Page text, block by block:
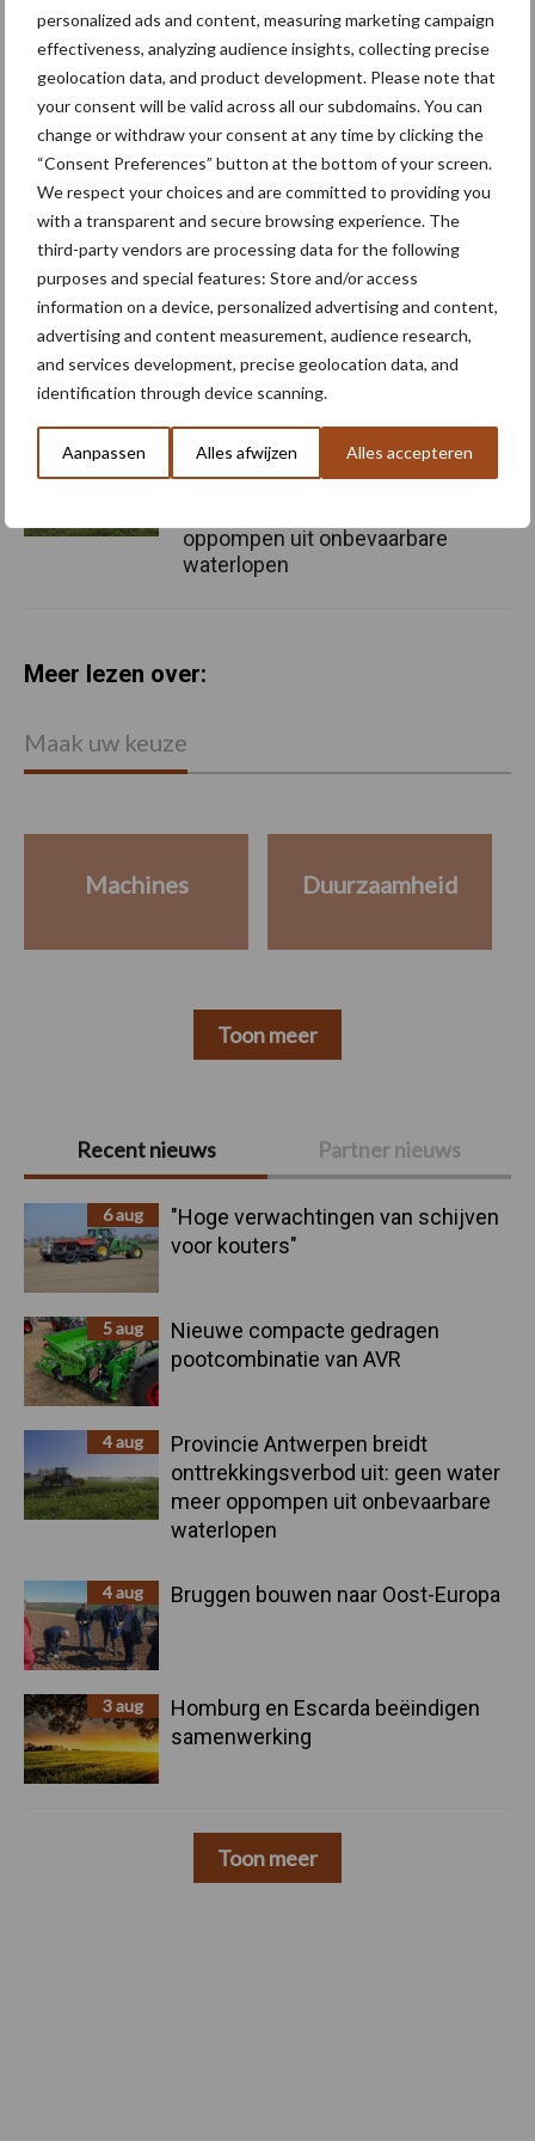
personalized ads and content, measuring marketing campaign
effectiveness, analyzing audience insights, collecting precise
geolocation data, and product development. Please note that
your consent will be valid across all our subdomains. You can
change or withdraw your consent at any time by clicking the
“Consent Preferences” button at the bottom of your screen.
We respect your choices and are committed to providing you
with a transparent and secure browsing experience. The
third-party vendors are processing data for the following
purposes and special features: Store and/or access
information on a device, personalized advertising and content,
advertising and content measurement, audience research,
and services development, precise geolocation data, and
identification through device scanning.
Aanpassen Alles afwijzen Alles accepteren
Diamond Care programma
Primaire
Sidebar
Recent nieuws Partner nieuws
6 aug
"Hoge verwachtingen van schijven
voor kouters"
5 aug
Nieuwe compacte gedragen
pootcombinatie van AVR
4 aug
Provincie Antwerpen breidt
onttrekkingsverbod uit: geen water
meer oppompen uit onbevaarbare
waterlopen
4 aug Bruggen bouwen naar Oost-Europa
3 aug
Homburg en Escarda beëindigen
samenwerking
Toon meer
Meer artikelen over
“Hoge verwachtingen van
schijven voor kouters”
Nieuwe compacte
gedragen pootcombinatie
van AVR
Provincie Antwerpen breidt
onttrekkingsverbod uit:
oppompen uit onbevaarbare
waterlopen
Meer lezen over:
Maak uw keuze
Machines Duurzaamheid
Toon meer